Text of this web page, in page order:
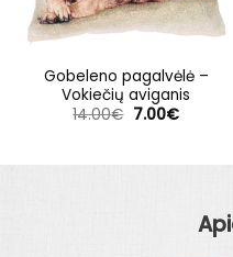
Gobeleno pagalvėlė –
Vokiečių aviganis
14.00€ Original
7.00€Current